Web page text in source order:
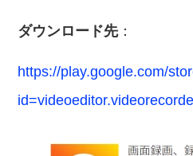
ダウンロード先：
https://play.google.com/